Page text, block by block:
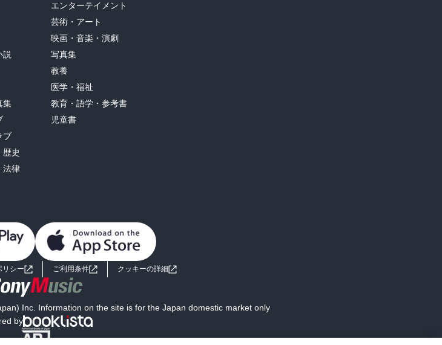
説
集
ブ
歴史
法律
エンターテイメント
芸術・アート
映画・音楽・演劇
写真集
教養
医学・福祉
教育・語学・参考書
児童書
リシー ご利用条件 クッキーの詳細
Inc. Information on the site is for the Japan domestic market only
by